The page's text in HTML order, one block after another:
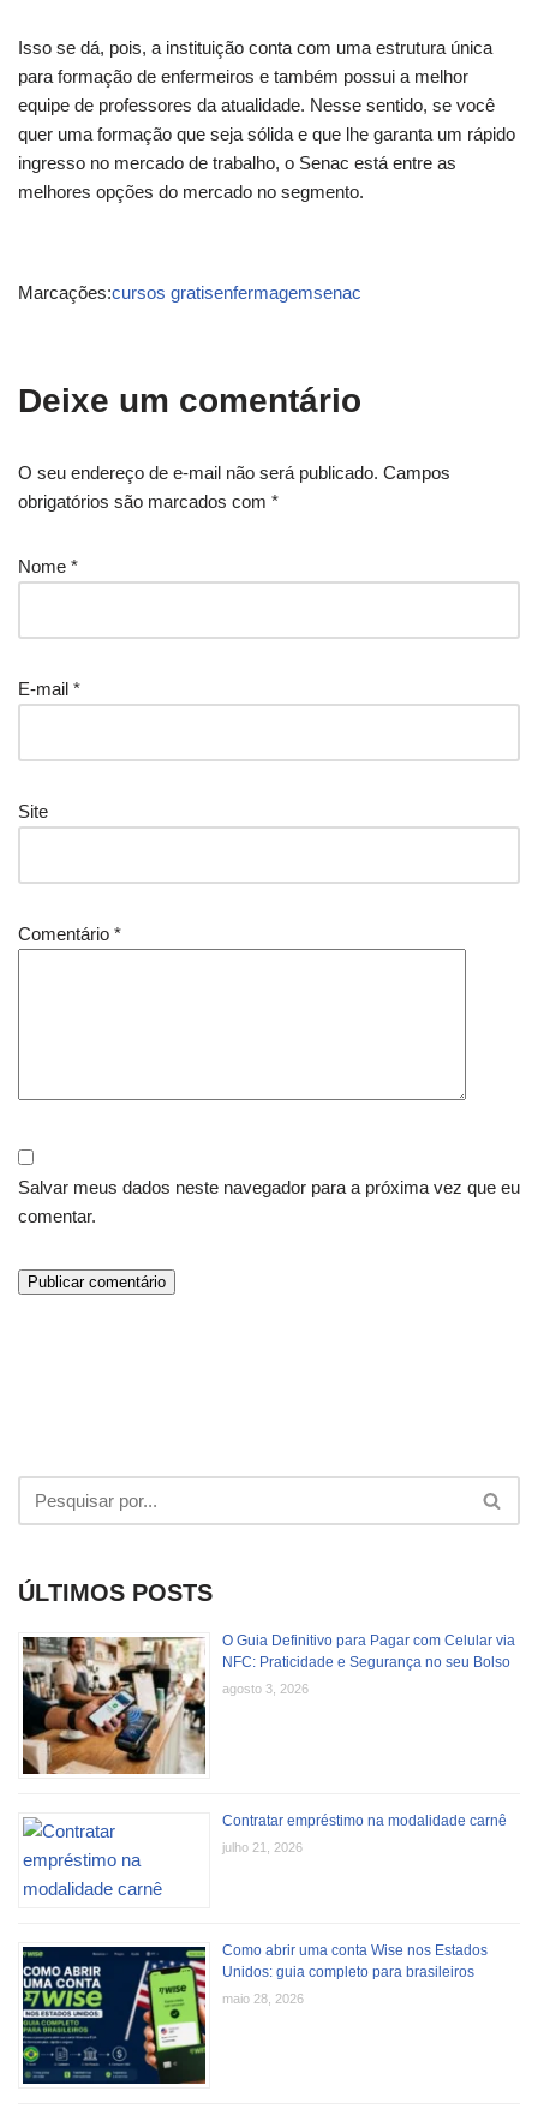
Isso se dá, pois, a instituição conta com uma estrutura única
para formação de enfermeiros e também possui a melhor
equipe de professores da atualidade. Nesse sentido, se você
quer uma formação que seja sólida e que lhe garanta um rápido
ingresso no mercado de trabalho, o Senac está entre as
melhores opções do mercado no segmento.
Marcações:cursos gratisenfermagemsenac
Deixe um comentário
O seu endereço de e-mail não será publicado. Campos
obrigatórios são marcados com *
Nome *
E-mail *
Site
Comentário *
Salvar meus dados neste navegador para a próxima vez que eu
comentar.
ÚLTIMOS POSTS
O Guia Definitivo para Pagar com Celular via
NFC: Praticidade e Segurança no seu Bolso
agosto 3, 2026
Contratar empréstimo na modalidade carnê
julho 21, 2026
Como abrir uma conta Wise nos Estados
Unidos: guia completo para brasileiros
maio 28, 2026